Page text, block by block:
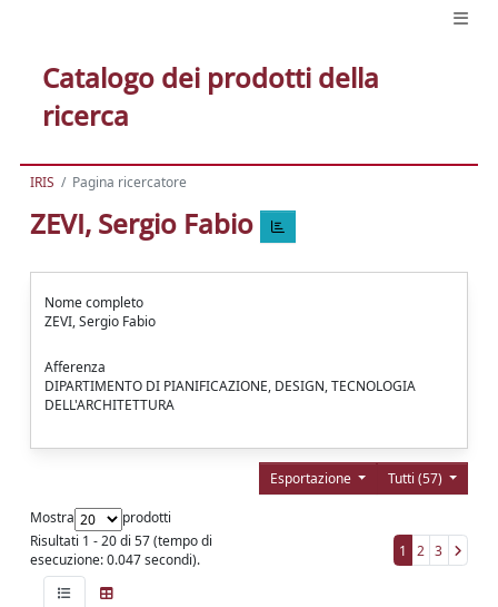
Catalogo dei prodotti della
ricerca
IRIS Pagina ricercatore
ZEVI, Sergio Fabio
Nome completo
ZEVI, Sergio Fabio
Afferenza
DIPARTIMENTO DI PIANIFICAZIONE, DESIGN, TECNOLOGIA
DELL'ARCHITETTURA
Tutti (57)
Esportazione
Mostra
prodotti
Risultati 1 - 20 di 57 (tempo di
esecuzione: 0.047 secondi).
1 2 3